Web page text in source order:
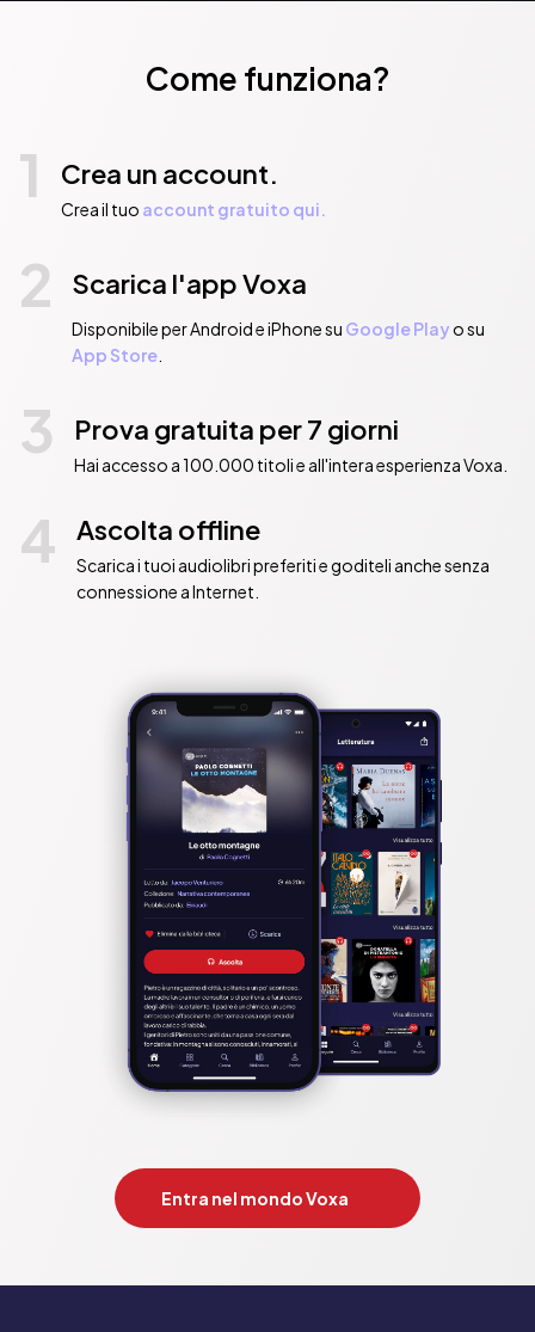
Come funziona?
1 Crea un account.
Crea il tuo account gratuito qui.
2 Scarica l'app Voxa
Disponibile per Android e iPhone su Google Playo su
App Store.
3 Prova gratuita per 7 giorni
Hai accesso a 100.000 titoli e all'intera esperienza Voxa.
4 Ascolta offline
Scarica i tuoi audiolibri preferiti e goditeli anche senza
connessione a Internet.
Entra nel mondo Voxa